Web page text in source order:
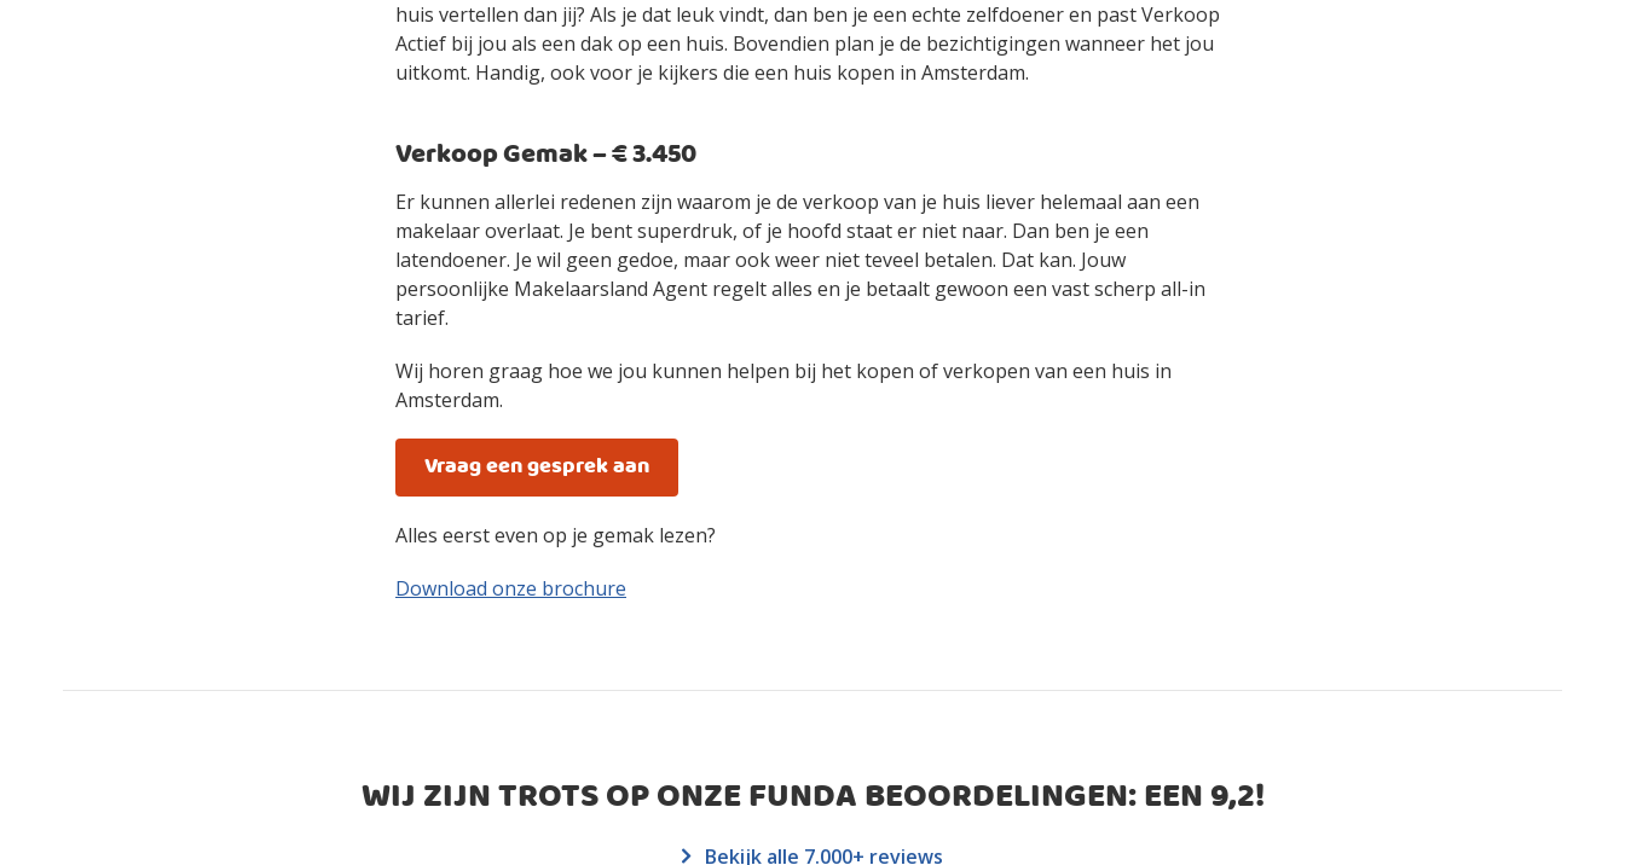
huis vertellen dan jij? Als je dat leuk vindt, dan ben je een echte zelfdoener en past Verkoop
Actief bij jou als een dak op een huis. Bovendien plan je de bezichtigingen wanneer het jou
uitkomt. Handig, ook voor je kijkers die een huis kopen in Amsterdam.
Verkoop Gemak – € 3.450
Er kunnen allerlei redenen zijn waarom je de verkoop van je huis liever helemaal aan een
makelaar overlaat. Je bent superdruk, of je hoofd staat er niet naar. Dan ben je een
latendoener. Je wil geen gedoe, maar ook weer niet teveel betalen. Dat kan. Jouw
persoonlijke Makelaarsland Agent regelt alles en je betaalt gewoon een vast scherp all-in
tarief.
Wij horen graag hoe we jou kunnen helpen bij het kopen of verkopen van een huis in
Amsterdam.
Vraag een gesprek aan
Alles eerst even op je gemak lezen?
Download onze brochure
WIJ ZIJN TROTS OP ONZE FUNDA BEOORDELINGEN: EEN9,2!
Bekijk alle 7.000+ reviews